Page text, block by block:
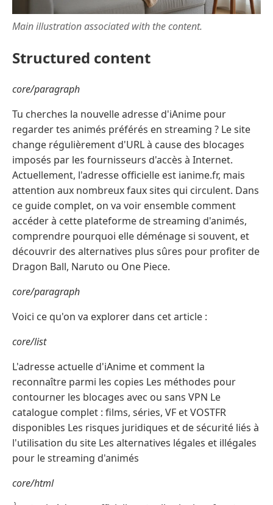
Main illustration associated with the content.
Structured content
core/paragraph
Tu cherches la nouvelle adresse d'iAnime pour
regarder tes animés préférés en streaming ? Le site
change régulièrement d'URL à cause des blocages
imposés par les fournisseurs d'accès à Internet.
Actuellement, l'adresse officielle est ianime.fr, mais
attention aux nombreux faux sites qui circulent. Dans
ce guide complet, on va voir ensemble comment
accéder à cette plateforme de streaming d'animés,
comprendre pourquoi elle déménage si souvent, et
découvrir des alternatives plus sûres pour profiter de
Dragon Ball, Naruto ou One Piece.
core/paragraph
Voici ce qu'on va explorer dans cet article :
core/list
L'adresse actuelle d'iAnime et comment la
reconnaître parmi les copies Les méthodes pour
contourner les blocages avec ou sans VPN Le
catalogue complet : films, séries, VF et VOSTFR
disponibles Les risques juridiques et de sécurité liés à
l'utilisation du site Les alternatives légales et illégales
pour le streaming d'animés
core/html